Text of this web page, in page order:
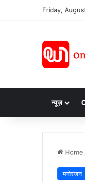
Friday,
न्यूज़
Home
मनोरंजन